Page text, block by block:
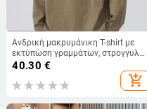
Ανδρική μακρυμάνικη T-shirt με
εκτύπωση γραμμάτων, στρογγυλή
λαιμόκοψη, φθινοπωρινή έκδοση
40.30 €
add_shopping_cart